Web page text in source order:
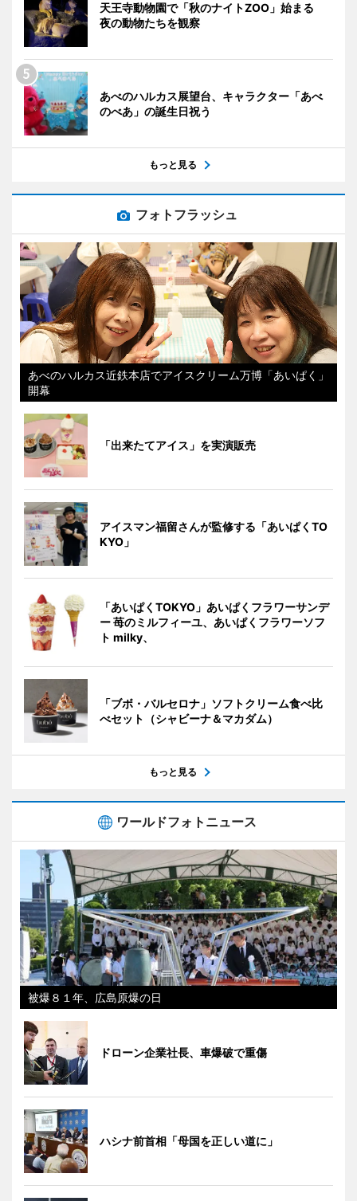
天王寺動物園で「秋のナイトZOO」始まる
夜の動物たちを観察
あべのハルカス展望台、キャラクター「あべ
のべあ」の誕生日祝う
もっと見る
フォトフラッシュ
あべのハルカス近鉄本店でアイスクリーム万博「あいぱく」
開幕
「出来たてアイス」を実演販売
アイスマン福留さんが監修する「あいぱくTO
KYO」
「あいぱくTOKYO」あいぱくフラワーサンデ
ー 苺のミルフィーユ、あいぱくフラワーソフ
ト milky、
「ブボ・バルセロナ」ソフトクリーム食べ比
べセット（シャビーナ＆マカダム）
もっと見る
ワールドフォトニュース
被爆８１年、広島原爆の日
ドローン企業社長、車爆破で重傷
ハシナ前首相「母国を正しい道に」